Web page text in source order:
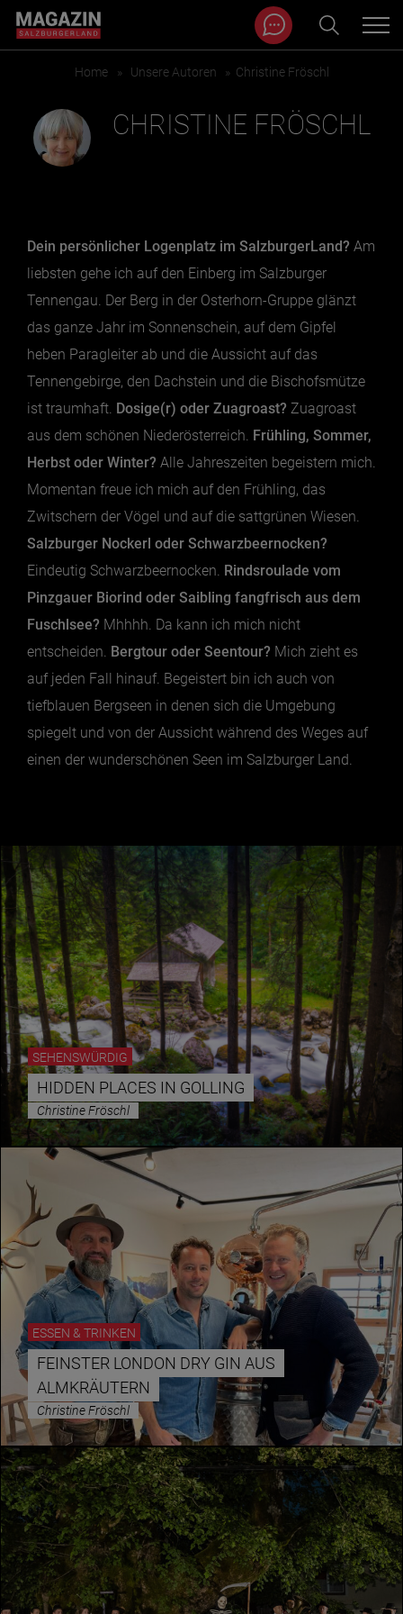
KATEGORIEN
Essen & Trinken
Outdoor & Sport
Gesundheit
Nachhaltigkeit
Sehenswürdig
Kunst & Kultur
Lifestyle
Hotel & Reise
Archiv
Jänner
Februar
März
April
Mai
Juni
Juli
August
September
Oktober
November
Dezember
Magazin durchsuchen...
Home » Unsere Autoren » Christine Fröschl
CHRISTINE FRÖSCHL
Dein persönlicher Logenplatz im SalzburgerLand? Am
liebsten gehe ich auf den Einberg im Salzburger
Tennengau. Der Berg in der Osterhorn-Gruppe glänzt
das ganze Jahr im Sonnenschein, auf dem Gipfel
heben Paragleiter ab und die Aussicht auf das
Tennengebirge, den Dachstein und die Bischofsmütze
ist traumhaft. Dosige(r) oder Zuagroast? Zuagroast
aus dem schönen Niederösterreich. Frühling, Sommer,
Herbst oder Winter? Alle Jahreszeiten begeistern mich.
Momentan freue ich mich auf den Frühling, das
Zwitschern der Vögel und auf die sattgrünen Wiesen.
Salzburger Nockerl oder Schwarzbeernocken?
Eindeutig Schwarzbeernocken. Rindsroulade vom
Pinzgauer Biorind oder Saibling fangfrisch aus dem
Fuschlsee? Mhhhh. Da kann ich mich nicht
entscheiden. Bergtour oder Seentour? Mich zieht es
auf jeden Fall hinauf. Begeistert bin ich auch von
tiefblauen Bergseen in denen sich die Umgebung
spiegelt und von der Aussicht während des Weges auf
einen der wunderschönen Seen im Salzburger Land.
SEHENSWÜRDIG
HIDDEN PLACES IN GOLLING
Christine Fröschl
ESSEN & TRINKEN
FEINSTER LONDON DRY GIN AUS
ALMKRÄUTERN
Christine Fröschl